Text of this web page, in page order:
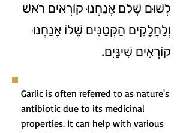
לְשׁוּם שָׁלֵם אֲנַחְנוּ קוֹרְאִים רֹאשׁ
וְלַחֲלָקִים הַקְּטַנִּים שֶׁלּוֹ אֲנַחְנוּ
קוֹרְאִים שִׁינַּיִם.
Garlic is often referred to as nature's
antibiotic due to its medicinal
properties. It can help with various